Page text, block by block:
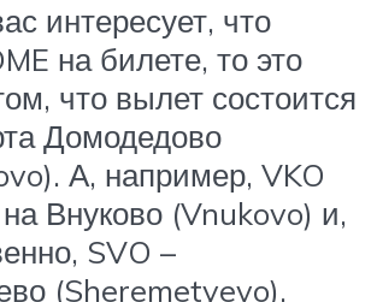
интересует, что
на билете, то это
что вылет состоится
Домодедово
А, например, VKO
Внуково (Vnukovo) и,
SVO –
(Sheremetyevo).